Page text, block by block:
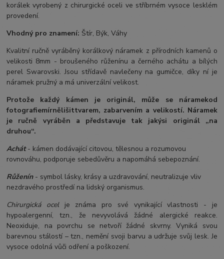
korálek vyrobený z chirurgické oceli ve stříbrném vysoce lesklém
provedení.
Vhodný pro znamení: Štír, Býk, Váhy
Kvalitní ručně vyráběný korálkový náramek z přírodních kamenů o
velikosti 8mm - broušeného růženínu a černého achátu a bílých
perel Swarovski. Jsou střídavě navlečeny na gumičce, díky ní je
náramek pružný a má univerzální velikost.
Protože každý kámen je originál, může se náramekod
fotografiemírnělišittvarem, zabarvením a velikostí. Náramek
je ručně vyráběn a představuje tak jakýsi originál „na
druhou“.
Achát- kámen dodávající citovou, tělesnou a rozumovou
rovnováhu, podporuje sebedůvěru a napomáhá sebepoznání.
Růženín- symbol lásky, krásy a uzdravování, neutralizuje vliv
nezdravého prostředí na lidský organismus.
Chirurgická ocelje známa pro své vynikající vlastnosti - je
hypoalergenní, tzn., že nevyvolává žádné alergické reakce.
Neoxiduje, na povrchu se netvoří žádné skvrny. Vyniká svou
barevnou stálostí – tzn., nemění svoji barvu a udržuje svůj lesk. Je
vysoce odolná vůči odření a poškození.